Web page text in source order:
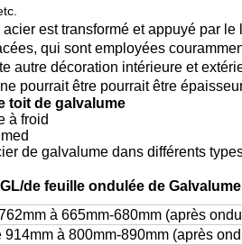
est transformé et appuyé par
qui sont employées
autre décoration intérieure et
pourrait être pourrait être
toit de galvalume
à froid
de galvalume dans différents
de feuille ondulée de Galvalume
à 665mm-680mm (après
à 800mm-890mm (après